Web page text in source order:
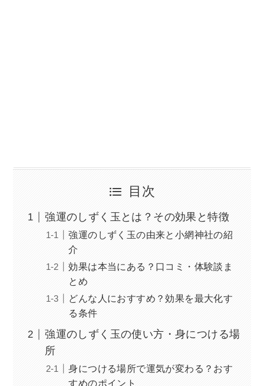
目次
強運のしずく玉とは？その効果と特徴
強運のしずく玉の由来と小網神社の紹
介
効果は本当にある？口コミ・体験談ま
とめ
どんな人におすすめ？効果を最大化す
る条件
強運のしずく玉の使い方・身につける場
所
身につける場所で運気が変わる？おす
すめのポイント